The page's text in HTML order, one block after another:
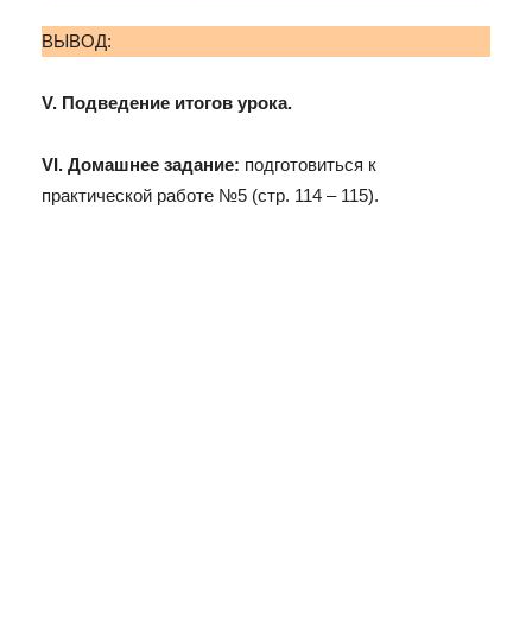
ВЫВОД:
V. Подведение итогов урока.
VI. Домашнее задание: подготовиться к
практической работе №5 (стр. 114 – 115).